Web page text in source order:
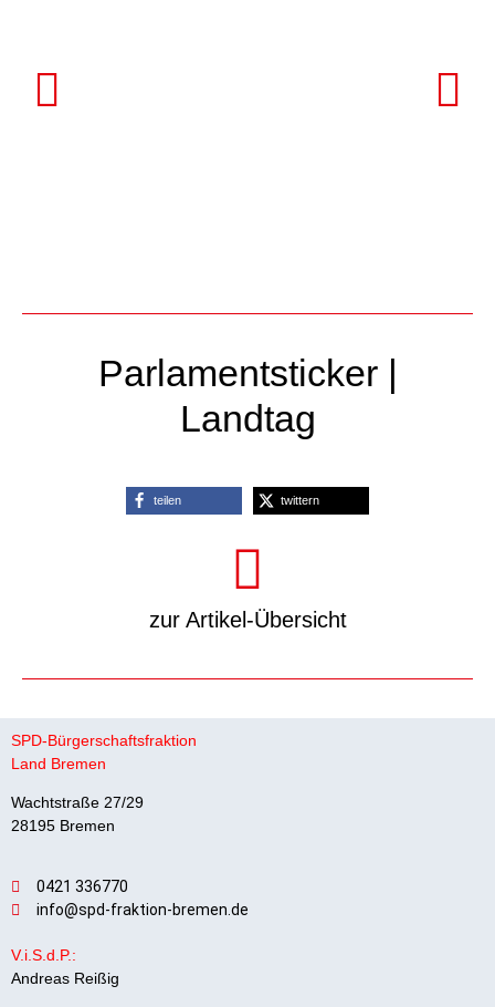
Parlamentsticker |
Landtag
teilen twittern
zur Artikel-Übersicht
SPD-Bürgerschaftsfraktion
Land Bremen
Wachtstraße 27/29
28195 Bremen
0421 336770
info@spd-fraktion-bremen.de
V.i.S.d.P.:
Andreas Reißig